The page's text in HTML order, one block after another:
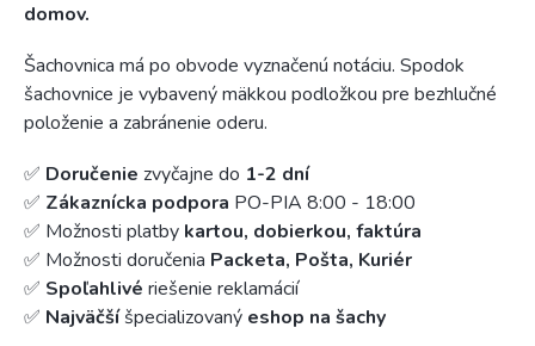
domov.
Šachovnica má po obvode vyznačenú notáciu. Spodok
šachovnice je vybavený mäkkou podložkou pre bezhlučné
položenie a zabránenie oderu.
✅ Doručenie zvyčajne do 1-2 dní
✅ Zákaznícka podpora PO-PIA 8:00 - 18:00
✅ Možnosti platby kartou, dobierkou, faktúra
✅ Možnosti doručenia Packeta, Pošta, Kuriér
✅ Spoľahlivé riešenie reklamácií
✅ Najväčšíšpecializovaný eshop na šachy